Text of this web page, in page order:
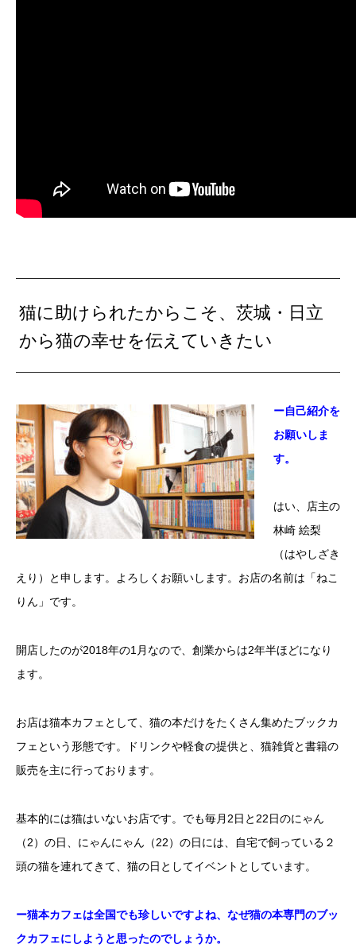
猫に助けられたからこそ、茨城・日立
から猫の幸せを伝えていきたい
ー自己紹介を
お願いしま
す。
はい、店主の
林崎 絵梨
（はやしざき
えり）と申します。よろしくお願いします。お店の名前は「ねこ
りん」です。
開店したのが2018年の1月なので、創業からは2年半ほどになり
ます。
お店は猫本カフェとして、猫の本だけをたくさん集めたブックカ
フェという形態です。ドリンクや軽食の提供と、猫雑貨と書籍の
販売を主に行っております。
基本的には猫はいないお店です。でも毎月2日と22日のにゃん
（2）の日、にゃんにゃん（22）の日には、自宅で飼っている２
頭の猫を連れてきて、猫の日としてイベントとしています。
ー猫本カフェは全国でも珍しいですよね、なぜ猫の本専門のブッ
クカフェにしようと思ったのでしょうか。